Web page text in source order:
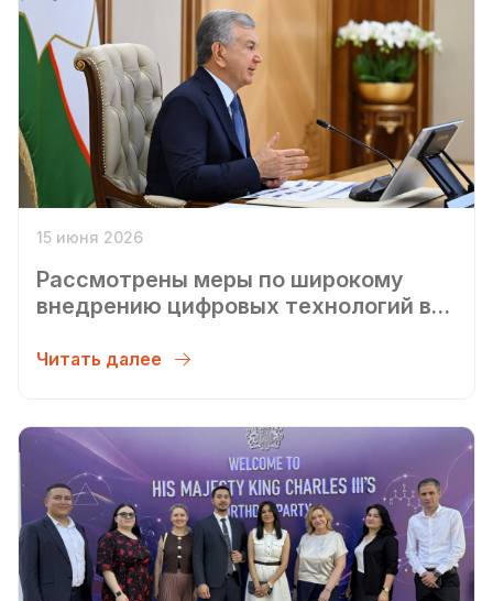
15 июня 2026
Рассмотрены меры по широкому
внедрению цифровых технологий в
Читать далее